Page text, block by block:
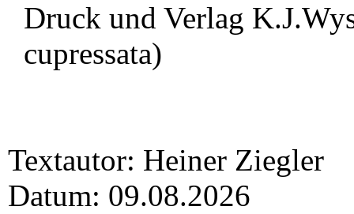
Druck und Verlag
cupressata)
Textautor: Heiner Ziegler
Datum: 09.08.2026